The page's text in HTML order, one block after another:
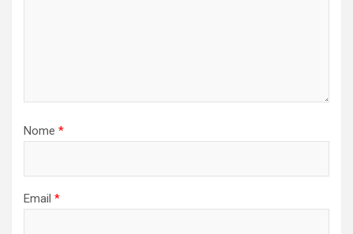
Nome *
Email *